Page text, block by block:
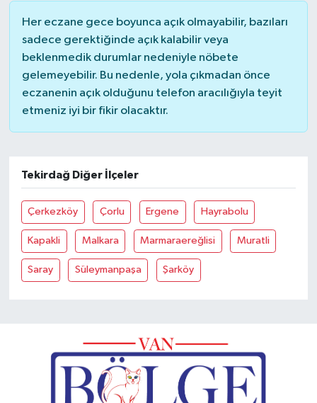
Her eczane gece boyunca açık olmayabilir, bazıları
sadece gerektiğinde açık kalabilir veya
beklenmedik durumlar nedeniyle nöbete
gelemeyebilir. Bu nedenle, yola çıkmadan önce
eczanenin açık olduğunu telefon aracılığıyla teyit
etmeniz iyi bir fikir olacaktır.
Tekirdağ Diğer İlçeler
Çerkezköy Çorlu Ergene Hayrabolu
Kapakli Malkara Marmaraereğlisi Muratli
Saray Süleymanpaşa Şarköy